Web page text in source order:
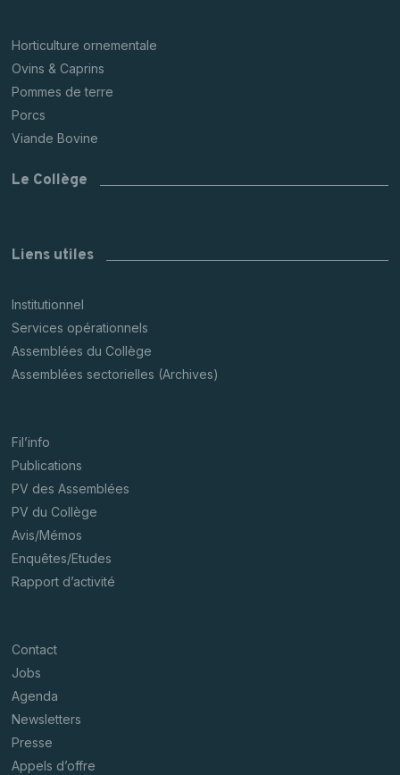
Horticulture ornementale
Ovins & Caprins
Pommes de terre
Porcs
Viande Bovine
Le Collège
Liens utiles
Institutionnel
Services opérationnels
Assemblées du Collège
Assemblées sectorielles (Archives)
Fil’info
Publications
PV des Assemblées
PV du Collège
Avis/Mémos
Enquêtes/Etudes
Rapport d’activité
Contact
Jobs
Agenda
Newsletters
Presse
Appels d’offre